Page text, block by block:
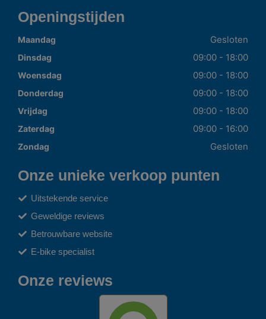
Openingstijden
Maandag Gesloten
Dinsdag 09:00 - 18:00
Woensdag 09:00 - 18:00
Donderdag 09:00 - 18:00
Vrijdag 09:00 - 18:00
Zaterdag 09:00 - 16:00
Zondag Gesloten
Onze unieke verkoop punten
Uitstekende service
Geweldige reviews
Betrouwbare website
E-bike specialist
Onze reviews